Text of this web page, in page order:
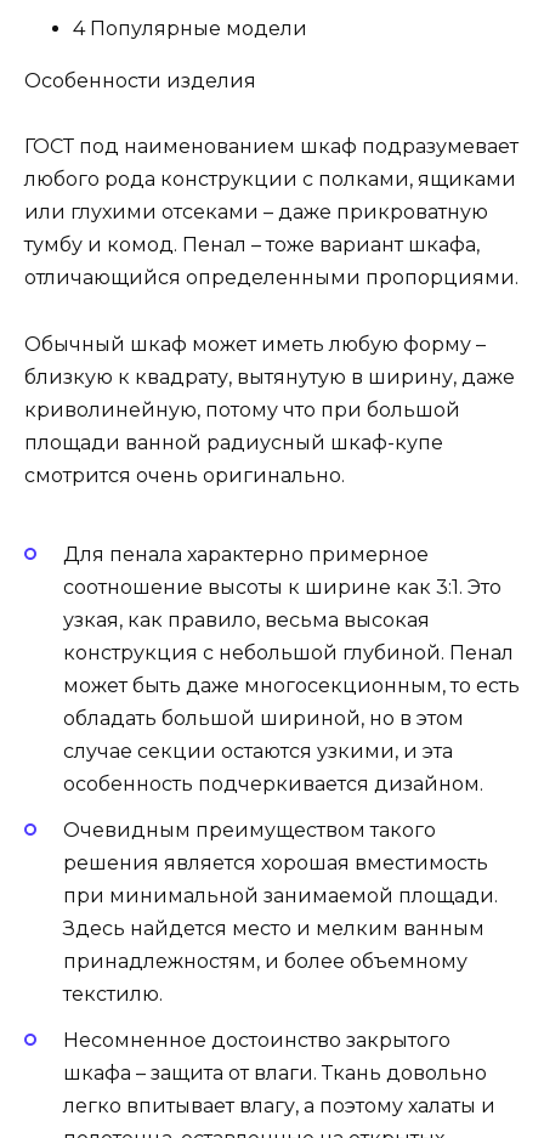
4 Популярные модели
Особенности изделия
ГОСТ под наименованием шкаф подразумевает
любого рода конструкции с полками, ящиками
или глухими отсеками – даже прикроватную
тумбу и комод. Пенал – тоже вариант шкафа,
отличающийся определенными пропорциями.
Обычный шкаф может иметь любую форму –
близкую к квадрату, вытянутую в ширину, даже
криволинейную, потому что при большой
площади ванной радиусный шкаф-купе
смотрится очень оригинально.
Для пенала характерно примерное
соотношение высоты к ширине как 3:1. Это
узкая, как правило, весьма высокая
конструкция с небольшой глубиной. Пенал
может быть даже многосекционным, то есть
обладать большой шириной, но в этом
случае секции остаются узкими, и эта
особенность подчеркивается дизайном.
Очевидным преимуществом такого
решения является хорошая вместимость
при минимальной занимаемой площади.
Здесь найдется место и мелким ванным
принадлежностям, и более объемному
текстилю.
Несомненное достоинство закрытого
шкафа – защита от влаги. Ткань довольно
легко впитывает влагу, а поэтому халаты и